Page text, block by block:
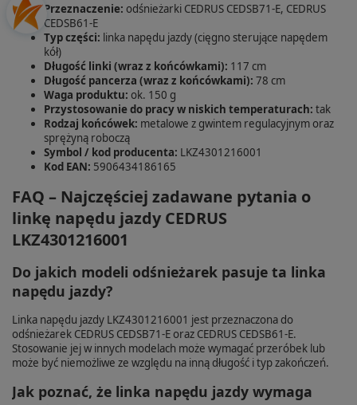
Przeznaczenie: odśnieżarki CEDRUS CEDSB71-E, CEDRUS
CEDSB61-E
Typ części: linka napędu jazdy (cięgno sterujące napędem
kół)
Długość linki (wraz z końcówkami): 117 cm
Długość pancerza (wraz z końcówkami): 78 cm
Waga produktu: ok. 150 g
Przystosowanie do pracy w niskich temperaturach: tak
Rodzaj końcówek: metalowe z gwintem regulacyjnym oraz
sprężyną roboczą
Symbol / kod producenta: LKZ4301216001
Kod EAN: 5906434186165
FAQ – Najczęściej zadawane pytania o
linkę napędu jazdy CEDRUS
LKZ4301216001
Do jakich modeli odśnieżarek pasuje ta linka
napędu jazdy?
Linka napędu jazdy LKZ4301216001 jest przeznaczona do
odśnieżarek CEDRUS CEDSB71-E oraz CEDRUS CEDSB61-E.
Stosowanie jej w innych modelach może wymagać przeróbek lub
może być niemożliwe ze względu na inną długość i typ zakończeń.
Jak poznać, że linka napędu jazdy wymaga